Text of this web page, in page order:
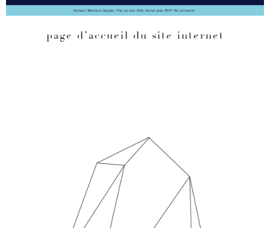
page d’accueil du site internet